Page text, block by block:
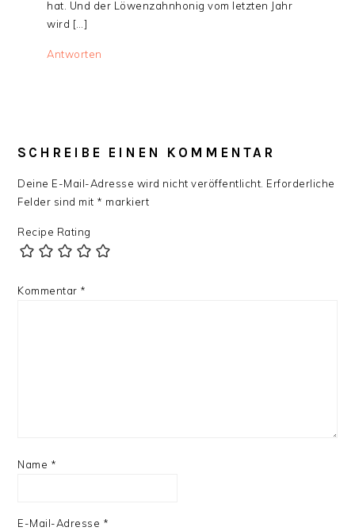
hat. Und der Löwenzahnhonig vom letzten Jahr
wird […]
Antworten
SCHREIBE EINEN KOMMENTAR
Deine E-Mail-Adresse wird nicht veröffentlicht. Erforderliche
Felder sind mit * markiert
Recipe Rating
Kommentar *
Name *
E-Mail-Adresse *